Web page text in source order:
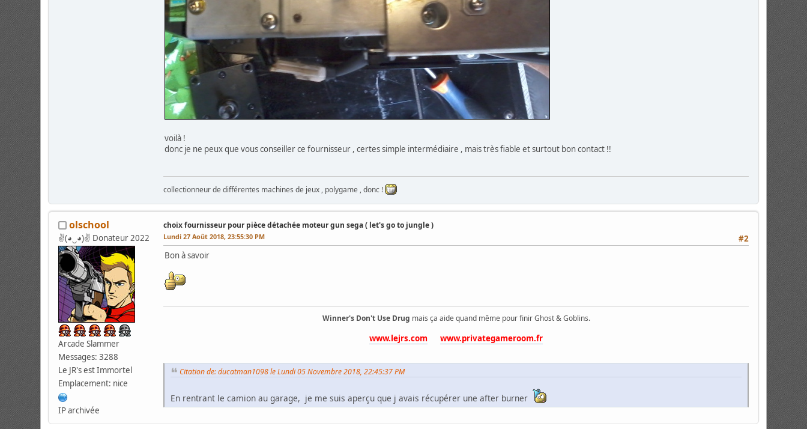
voilà !
donc je ne peux que vous conseiller ce fournisseur , certes simple intermédiaire , mais très fiable et surtout bon contact !!
collectionneur de différentes machines de jeux , polygame , donc !
olschool
✌(◕‿◕)✌ Donateur 2022
Arcade Slammer
Messages: 3288
Le JR's est Immortel
Emplacement: nice
IP archivée
choix fournisseur pour pièce détachée moteur gun sega ( let's go to jungle )
#2
Lundi 27 Août 2018, 23:55:30 PM
Bon à savoir
Winner's Don't Use Drug mais ça aide quand même pour finir Ghost & Goblins.
www.lejrs.com www.privategameroom.fr
Citation de: ducatman1098 le Lundi 05 Novembre 2018, 22:45:37 PM
En rentrant le camion au garage, je me suis aperçu que j avais récupérer une after burner